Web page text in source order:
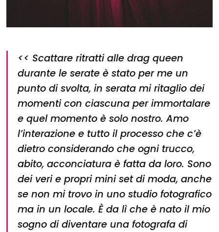
<< Scattare ritratti alledrag queen
durante le serate è stato per me un
punto di svolta, in serata mi ritaglio dei
momenti con ciascuna per immortalare
e quel momento è solo nostro. Amo
l’interazione e tutto il processo che c’è
dietro considerando che ogni trucco,
abito, acconciatura è fatta da loro. Sono
dei veri e propri mini set di moda, anche
se non mi trovo in uno studio fotografico
ma in un locale. È da lì che è nato il mio
sogno di diventare una fotografa di